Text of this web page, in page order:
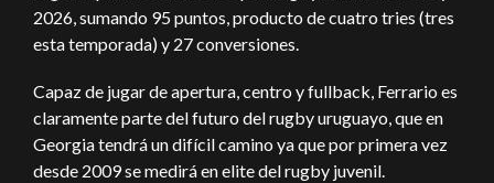
2026, sumando 95 puntos, producto de cuatro tries (tres
esta temporada) y 27 conversiones.
Capaz de jugar de apertura, centro y fullback, Ferrario es
claramente parte del futuro del rugby uruguayo, que en
Georgia tendrá un difícil camino ya que por primera vez
desde 2009 se medirá en elite del rugby juvenil.